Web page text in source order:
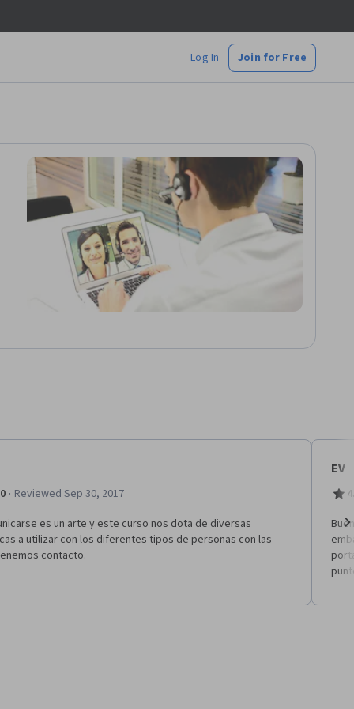
Log In Join for Free
· Reviewed Sep 30, 2017
es un arte y este curso nos dota de diversas
a utilizar con los diferentes tipos de personas con las
contacto.
EV